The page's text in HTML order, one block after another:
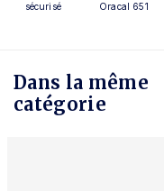
sécurisé
Oracal 651
Dans la même
catégorie